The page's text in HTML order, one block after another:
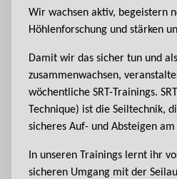
Wir wachsen aktiv, begeistern
Höhlenforschung und stärken
Damit wir das sicher tun und
zusammenwachsen,
wöchentliche SRT-Trainings.
Technique) ist die Seiltechnik,
sicheres Auf- und Absteigen
In unseren Trainings lernt ihr
sicheren Umgang mit der